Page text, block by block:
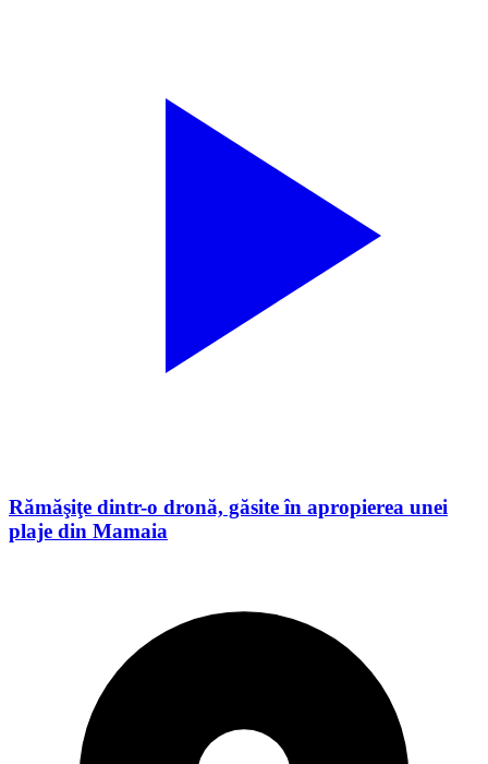
Rămăşiţe dintr-o dronă, găsite în apropierea unei
plaje din Mamaia